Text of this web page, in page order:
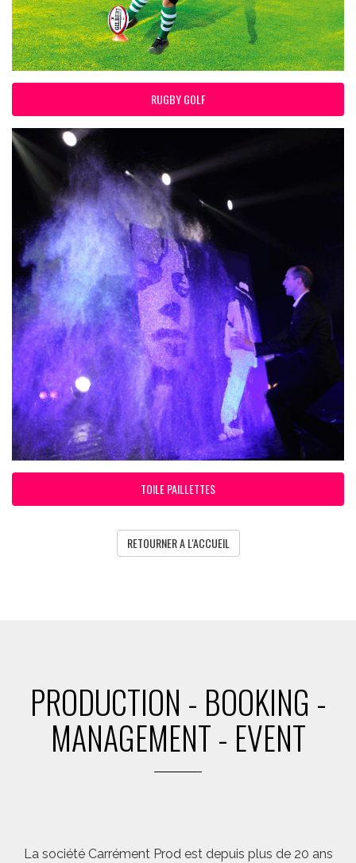
RUGBY GOLF
TOILE PAILLETTES
RETOURNER A L'ACCUEIL
PRODUCTION - BOOKING -
MANAGEMENT - EVENT
La société Carrément Prod est depuis plus de 20 ans